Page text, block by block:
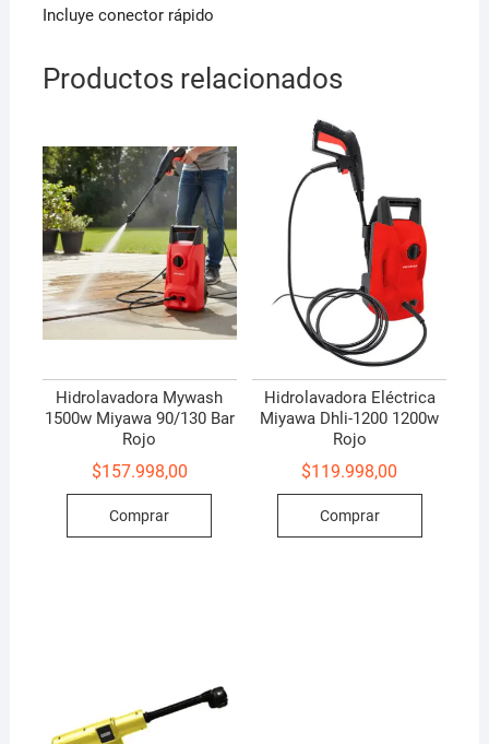
Incluye conector rápido
Productos relacionados
Hidrolavadora Mywash
1500w Miyawa 90/130 Bar
Rojo
$157.998,00
Comprar
Hidrolavadora Eléctrica
Miyawa Dhli-1200 1200w
Rojo
$119.998,00
Comprar